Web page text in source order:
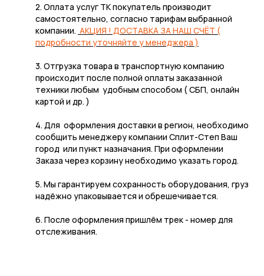
2. Оплата услуг ТК покупатель производит
самостоятельно, согласно тарифам выбранной
компании. АКЦИЯ ! ДОСТАВКА ЗА НАШ СЧЁТ (
подробности уточняйте у менеджера )
3. Отгрузка товара в транспортную компанию
происходит после полной оплаты заказанной
техники любым удобным способом ( СБП, онлайн
картой и др. )
4. Для оформления доставки в регион, необходимо
сообщить менеджеру компании Сплит-Степ Ваш
город или пункт назначания. При оформлении
Заказа через корзину необходимо указать город.
5. Мы гарантируем сохранность оборудования, груз
надёжно упаковывается и обрешечивается.
6. После оформления пришлём трек - номер для
отслеживания.